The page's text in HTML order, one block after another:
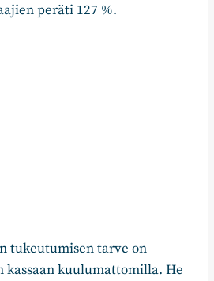
peräti 127 %.
tukeutumisen tarve on
kassaan kuulumattomilla. He